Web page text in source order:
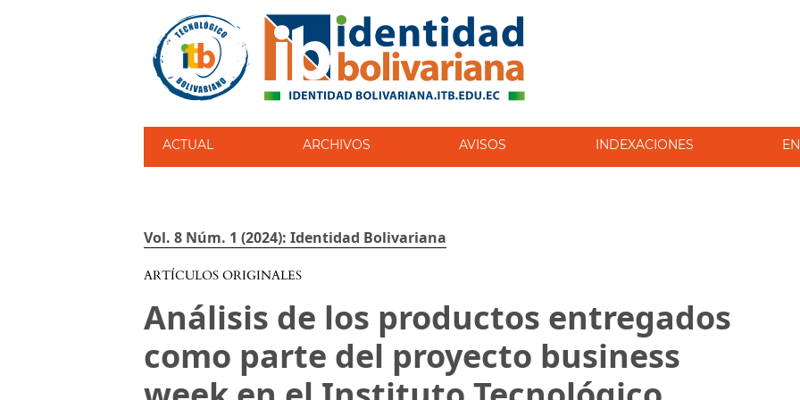
ACTUAL ARCHIVOS AVISOS INDEXACIONES
Vol. 8 Núm. 1 (2024): Identidad Bolivariana
ARTÍCULOS ORIGINALES
Análisis de los productos entregados
como parte del proyecto business